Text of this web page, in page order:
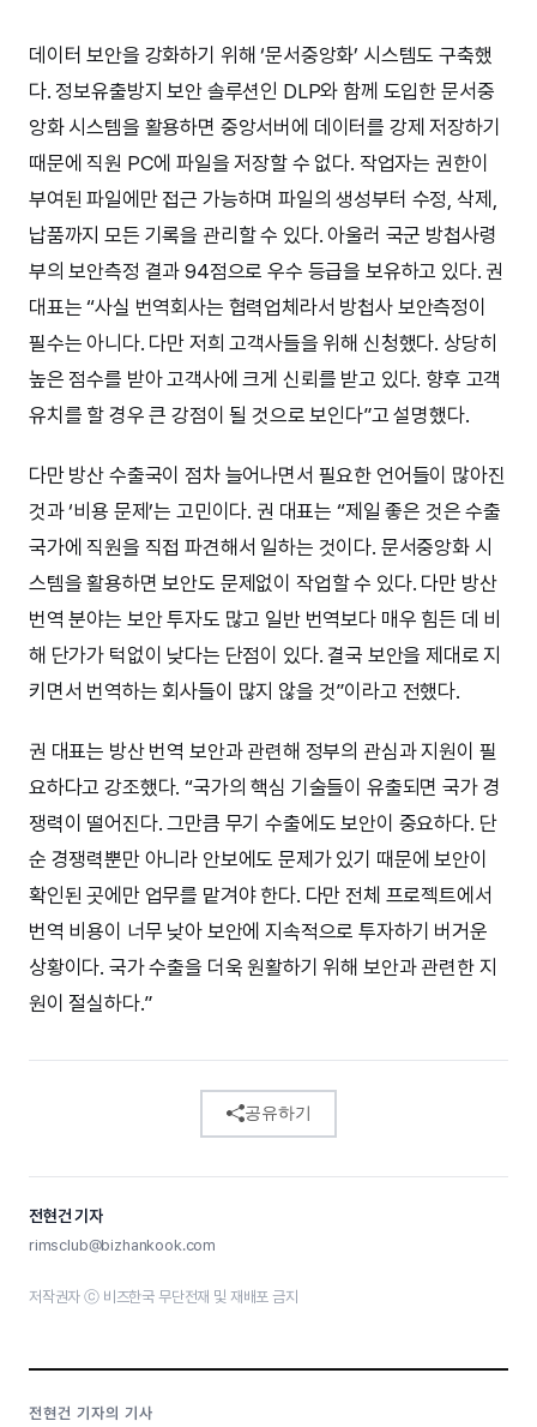
데이터 보안을 강화하기 위해 ‘문서중앙화’ 시스템도 구축했
다. 정보유출방지 보안 솔루션인 DLP와 함께 도입한 문서중
앙화 시스템을 활용하면 중앙서버에 데이터를 강제 저장하기
때문에 직원 PC에 파일을 저장할 수 없다. 작업자는 권한이
부여된 파일에만 접근 가능하며 파일의 생성부터 수정, 삭제,
납품까지 모든 기록을 관리할 수 있다. 아울러 국군 방첩사령
부의 보안측정 결과 94점으로 우수 등급을 보유하고 있다. 권
대표는 “사실 번역회사는 협력업체라서 방첩사 보안측정이
필수는 아니다. 다만 저희 고객사들을 위해 신청했다. 상당히
높은 점수를 받아 고객사에 크게 신뢰를 받고 있다. 향후 고객
유치를 할 경우 큰 강점이 될 것으로 보인다”고 설명했다.
다만 방산 수출국이 점차 늘어나면서 필요한 언어들이 많아진
것과 ‘비용 문제’는 고민이다. 권 대표는 “제일 좋은 것은 수출
국가에 직원을 직접 파견해서 일하는 것이다. 문서중앙화 시
스템을 활용하면 보안도 문제없이 작업할 수 있다. 다만 방산
번역 분야는 보안 투자도 많고 일반 번역보다 매우 힘든 데 비
해 단가가 턱없이 낮다는 단점이 있다. 결국 보안을 제대로 지
키면서 번역하는 회사들이 많지 않을 것”이라고 전했다.
권 대표는 방산 번역 보안과 관련해 정부의 관심과 지원이 필
요하다고 강조했다. “국가의 핵심 기술들이 유출되면 국가 경
쟁력이 떨어진다. 그만큼 무기 수출에도 보안이 중요하다. 단
순 경쟁력뿐만 아니라 안보에도 문제가 있기 때문에 보안이
확인된 곳에만 업무를 맡겨야 한다. 다만 전체 프로젝트에서
번역 비용이 너무 낮아 보안에 지속적으로 투자하기 버거운
상황이다. 국가 수출을 더욱 원활하기 위해 보안과 관련한 지
원이 절실하다.”
공유하기
전현건 기자
rimsclub@bizhankook.com
저작권자 ⓒ 비즈한국 무단전재 및 재배포 금지
전현건 기자의 기사